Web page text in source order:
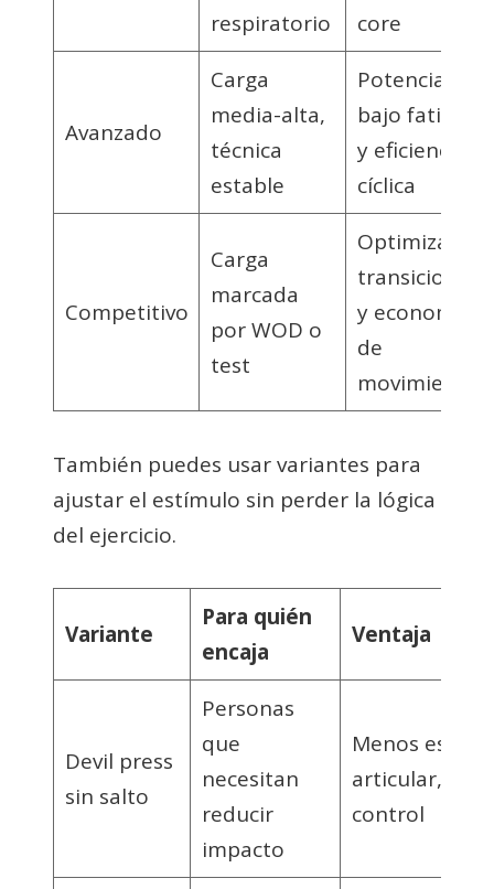
respiratorio
core
Avanzado
Carga
media-alta,
técnica
estable
Potencia
bajo fatiga
y eficiencia
cíclica
Competitivo
Carga
marcada
por WOD o
test
Optimizar
transiciones
y economía
de
movimiento
También puedes usar variantes para
ajustar el estímulo sin perder la lógica
del ejercicio.
Variante
Para quién
encaja
Ventaja
Devil press
sin salto
Personas
que
necesitan
reducir
impacto
Menos estrés
articular, más
control